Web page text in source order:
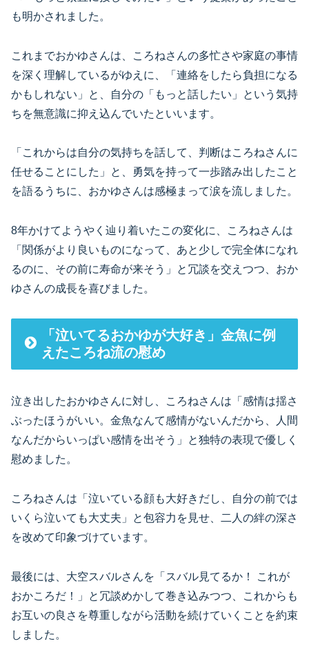
も明かされました。
これまでおかゆさんは、ころねさんの多忙さや家庭の事情
を深く理解しているがゆえに、「連絡をしたら負担になる
かもしれない」と、自分の「もっと話したい」という気持
ちを無意識に抑え込んでいたといいます。
「これからは自分の気持ちを話して、判断はころねさんに
任せることにした」と、勇気を持って一歩踏み出したこと
を語るうちに、おかゆさんは感極まって涙を流しました。
8年かけてようやく辿り着いたこの変化に、ころねさんは
「関係がより良いものになって、あと少しで完全体になれ
るのに、その前に寿命が来そう」と冗談を交えつつ、おか
ゆさんの成長を喜びました。
「泣いてるおかゆが大好き」金魚に例
えたころね流の慰め
泣き出したおかゆさんに対し、ころねさんは「感情は揺さ
ぶったほうがいい。金魚なんて感情がないんだから、人間
なんだからいっぱい感情を出そう」と独特の表現で優しく
慰めました。
ころねさんは「泣いている顔も大好きだし、自分の前では
いくら泣いても大丈夫」と包容力を見せ、二人の絆の深さ
を改めて印象づけています。
最後には、大空スバルさんを「スバル見てるか！ これが
おかころだ！」と冗談めかして巻き込みつつ、これからも
お互いの良さを尊重しながら活動を続けていくことを約束
しました。